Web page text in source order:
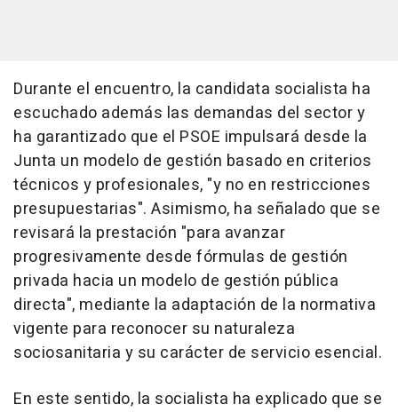
Durante el encuentro, la candidata socialista ha
escuchado además las demandas del sector y
ha garantizado que el PSOE impulsará desde la
Junta un modelo de gestión basado en criterios
técnicos y profesionales, "y no en restricciones
presupuestarias". Asimismo, ha señalado que se
revisará la prestación "para avanzar
progresivamente desde fórmulas de gestión
privada hacia un modelo de gestión pública
directa", mediante la adaptación de la normativa
vigente para reconocer su naturaleza
sociosanitaria y su carácter de servicio esencial.
En este sentido, la socialista ha explicado que se